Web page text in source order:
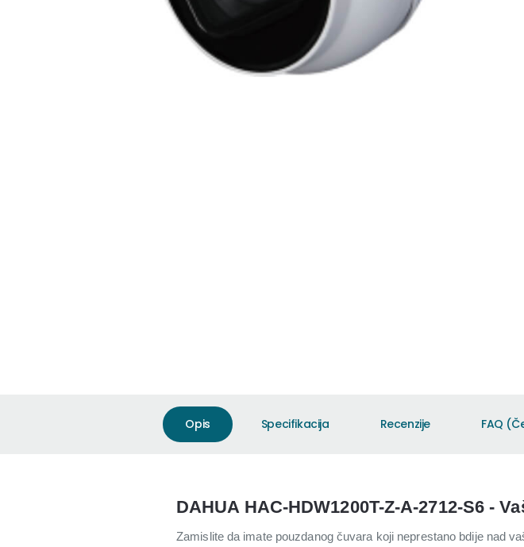
Opis Specifikacija Recenzije FAQ
DAHUA HAC-HDW1200T-Z-A-2712-S6 -
Zamislite da imate pouzdanog čuvara koji neprestano bdije nad